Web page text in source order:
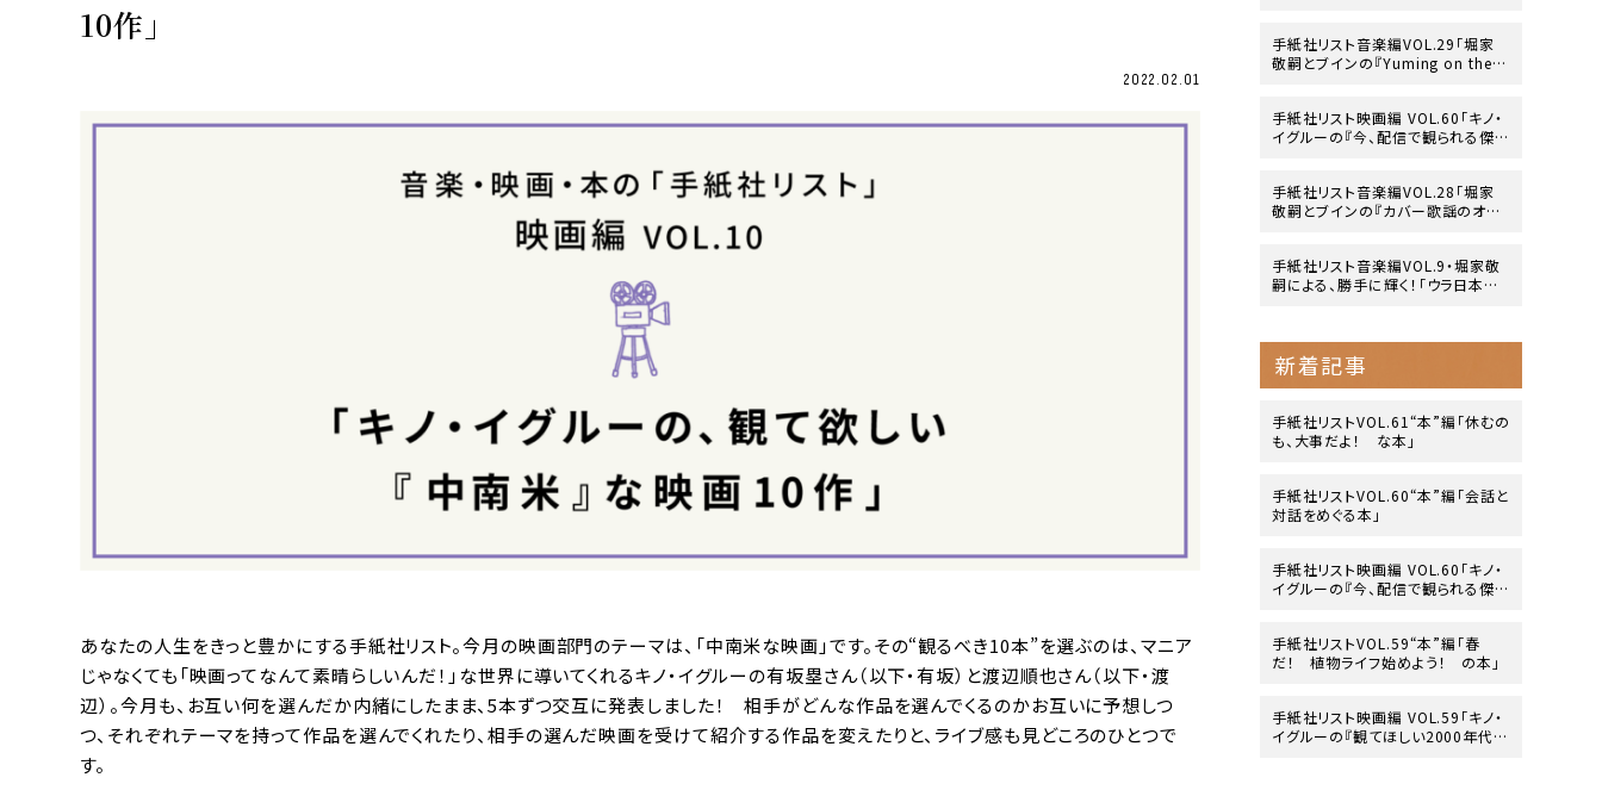
10作」
2022.02.01
あなたの人生をきっと豊かにする手紙社リスト。今月の映画部門のテーマは、「中南米な映画」です。その“観るべき10本”を選ぶのは、マニア
じゃなくても「映画ってなんて素晴らしいんだ！」な世界に導いてくれるキノ・イグルーの有坂塁さん（以下・有坂）と渡辺順也さん（以下・渡
辺）。今月も、お互い何を選んだか内緒にしたまま、5本ずつ交互に発表しました！ 相手がどんな作品を選んでくるのかお互いに予想しつ
つ、それぞれテーマを持って作品を選んでくれたり、相手の選んだ映画を受けて紹介する作品を変えたりと、ライブ感も見どころのひとつで
す。
手紙社リスト音楽編VOL.29「堀家
敬嗣とブインの『Yuming on the B
手紙社リスト映画編 VOL.60「キノ・
イグルーの『今、配信で観られる傑
手紙社リスト音楽編VOL.28「堀家
敬嗣とブインの『カバー歌謡のオリ
手紙社リスト音楽編VOL.9・堀家敬
嗣による、勝手に輝く！「ウラ日本レ
新着記事
手紙社リストVOL.61“本”編「休むの
も、大事だよ！ な本」
手紙社リストVOL.60“本”編「会話と
対話をめぐる本」
手紙社リスト映画編 VOL.60「キノ・
イグルーの『今、配信で観られる傑
手紙社リストVOL.59“本”編「春
だ！ 植物ライフ始めよう！ の本」
手紙社リスト映画編 VOL.59「キノ・
イグルーの『観てほしい2000年代の